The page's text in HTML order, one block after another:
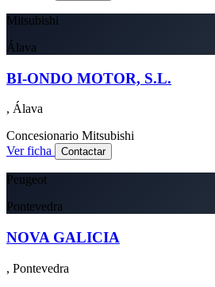
Mitsubishi
Álava
BI-ONDO MOTOR, S.L.
, Álava
Concesionario Mitsubishi
Ver ficha
Contactar
Peugeot
Pontevedra
NOVA GALICIA
, Pontevedra